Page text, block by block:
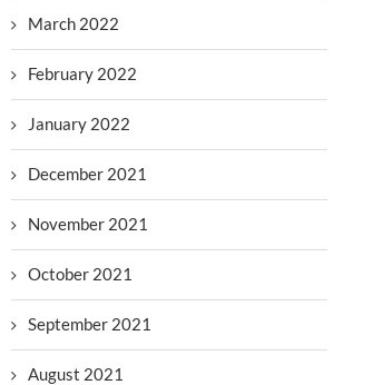
March 2022
February 2022
January 2022
December 2021
November 2021
October 2021
September 2021
August 2021